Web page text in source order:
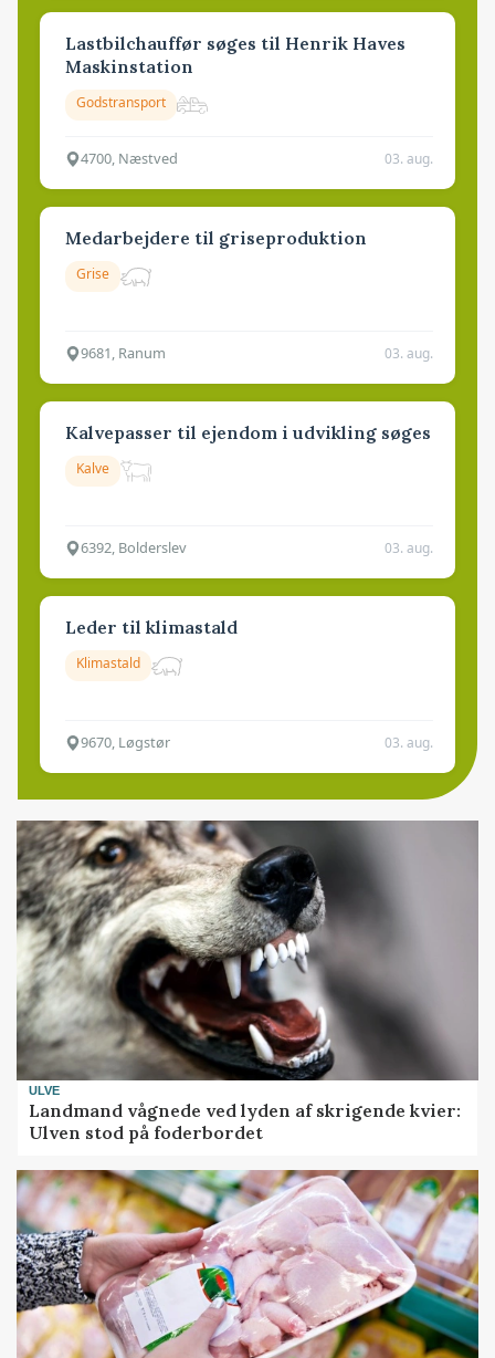
Lastbilchauffør søges til Henrik Haves
Maskinstation
Godstransport
4700, Næstved 03. aug.
Medarbejdere til griseproduktion
Grise
9681, Ranum 03. aug.
Kalvepasser til ejendom i udvikling søges
Kalve
6392, Bolderslev 03. aug.
Leder til klimastald
Klimastald
9670, Løgstør 03. aug.
ULVE
Landmand vågnede ved lyden af skrigende kvier:
Ulven stod på foderbordet